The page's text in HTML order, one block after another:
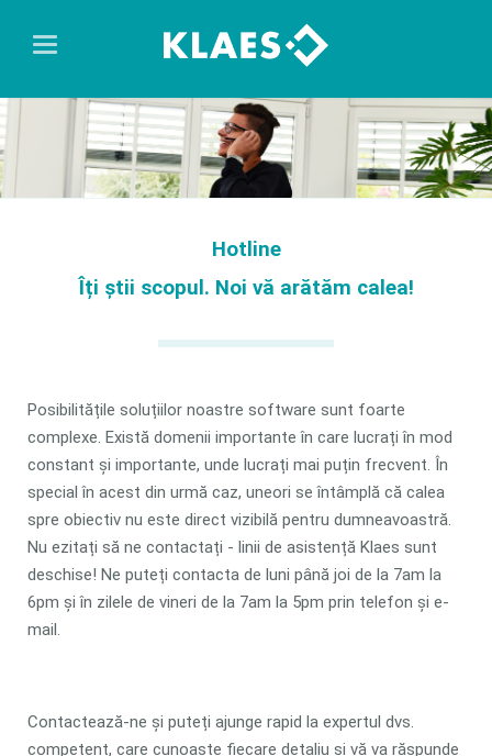
Hotline
Îți știi scopul. Noi vă arătăm calea!
Posibilitățile soluțiilor noastre software sunt foarte
complexe. Există domenii importante în care lucrați în mod
constant și importante, unde lucrați mai puțin frecvent. În
special în acest din urmă caz, uneori se întâmplă că calea
spre obiectiv nu este direct vizibilă pentru dumneavoastră.
Nu ezitați să ne contactați - linii de asistență Klaes sunt
deschise! Ne puteți contacta de luni până joi de la 7am la
6pm și în zilele de vineri de la 7am la 5pm prin telefon și e-
mail.
Contactează-ne și puteți ajunge rapid la expertul dvs.
competent, care cunoaște fiecare detaliu și vă va răspunde